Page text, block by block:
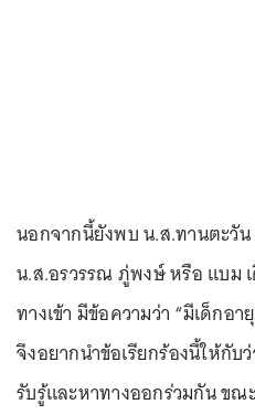
นอกจากนี้ยังพบ น.ส.ทานตะวั
น.ส.อรวรรณ ภู่พงษ์ หรือ แบม
ทางเข้า มีข้อความว่า “มีเด็กอ
จึงอยากนำข้อเรียกร้องนี้ให้กั
รับรู้และหาทางออกร่วมกัน ขณ